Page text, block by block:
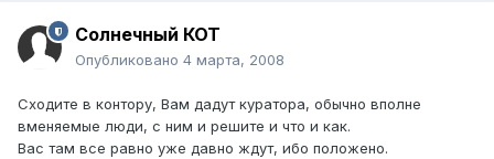
Солнечный КОТ
Опубликовано 4 марта, 2008
Сходите в контору, Вам дадут куратора, обычно вполне
вменяемые люди, с ним и решите и что и как.
Вас там все равно уже давно ждут, ибо положено.